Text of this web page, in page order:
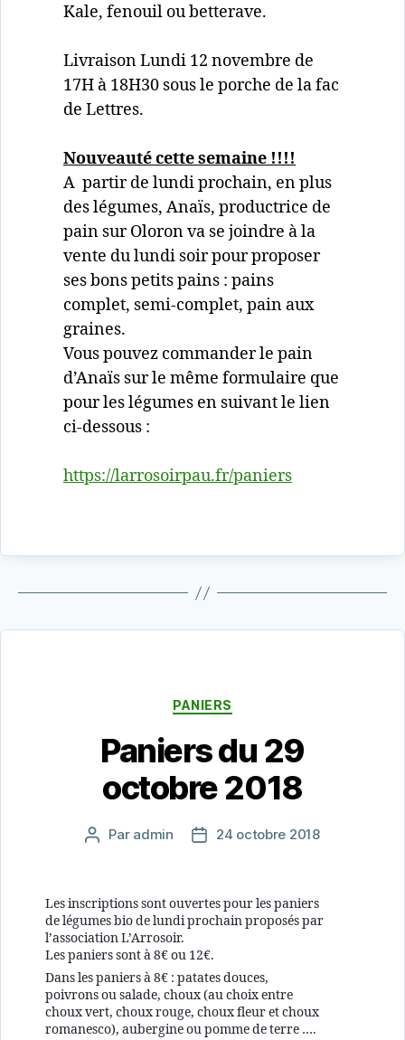
Kale, fenouil ou betterave.
Livraison Lundi 12 novembre de
17H à 18H30 sous le porche de la fac
de Lettres.
Nouveauté cette semaine !!!!
A partir de lundi prochain, en plus
des légumes, Anaïs, productrice de
pain sur Oloron va se joindre à la
vente du lundi soir pour proposer
ses bons petits pains : pains
complet, semi-complet, pain aux
graines.
Vous pouvez commander le pain
d’Anaïs sur le même formulaire que
pour les légumes en suivant le lien
ci-dessous :
https://larrosoirpau.fr/paniers
Catégories
PANIERS
Paniers du 29
octobre 2018
Auteur
Par admin
Date24 octobre 2018
Les inscriptions sont ouvertes pour les paniers
de légumes bio de lundi prochain proposés par
l’association L’Arrosoir.
Les paniers sont à 8€ ou 12€.
Dans les paniers à 8€ : patates douces,
poivrons ou salade, choux (au choix entre
choux vert, choux rouge, choux fleur et choux
romanesco), aubergine ou pomme de terre ….